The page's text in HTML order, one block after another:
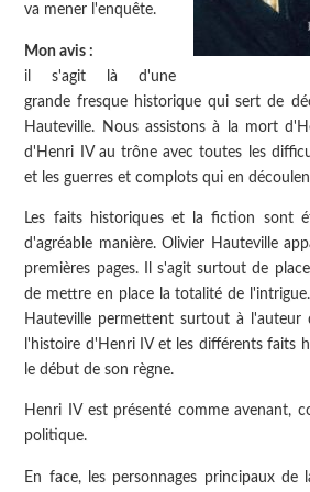
va mener l'enquête.
Mon avis :
il s'agit là d'une
grande fresque historique qui sert de
Hauteville. Nous assistons à la mort
d'Henri IV au trône avec toutes les
et les guerres et complots qui en
Les faits historiques et la fiction sont
d'agréable manière. Olivier Hauteville
premières pages. Il s'agit surtout de
de mettre en place la totalité de
Hauteville permettent surtout à l'auteur
l'histoire d'Henri IV et les différents faits
le début de son règne.
Henri IV est présenté comme avenant,
politique.
En face, les personnages principaux de